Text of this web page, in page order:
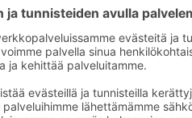
Virkkuukoukut ja puikot